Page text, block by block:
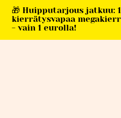
🎁 Huipputarjous jatkuu:
kierrätysvapaa
- vain 1 eurolla!